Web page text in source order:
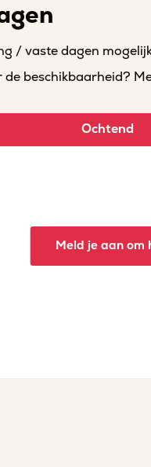
/ vaste dagen
de beschikbaarheid?
Ochtend
Meld je aan om